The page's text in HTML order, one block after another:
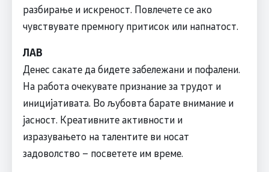
разбирање и искреност. Повлечете се ако
чувствувате премногу притисок или напнатост.
ЛАВ
Денес сакате да бидете забележани и пофалени.
На работа очекувате признание за трудот и
иницијативата. Во љубовта барате внимание и
јасност. Креативните активности и
изразувањето на талентите ви носат
задоволство – посветете им време.